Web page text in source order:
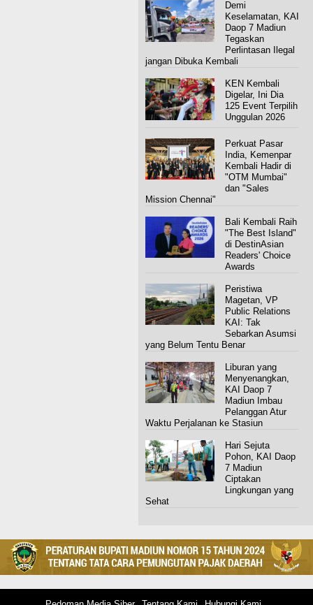
Demi
Keselamatan, KAI
Daop 7 Madiun
Tegaskan
Perlintasan Ilegal
jangan Dibuka Kembali
KEN Kembali
Digelar, Ini Dia
125 Event Terpilih
Unggulan 2026
Perkuat Pasar
India, Kemenpar
Kembali Hadir di
"OTM Mumbai"
dan "Sales
Mission Chennai"
Bali Kembali Raih
"The Best Island"
di DestinAsian
Readers' Choice
Awards
Peristiwa
Magetan, VP
Public Relations
KAI: Tak
Sebarkan Asumsi
yang Belum Tentu Benar
Liburan yang
Menyenangkan,
KAI Daop 7
Madiun Imbau
Pelanggan Atur
Waktu Perjalanan ke Stasiun
Hari Sejuta
Pohon, KAI Daop
7 Madiun
Ciptakan
Lingkungan yang
Sehat